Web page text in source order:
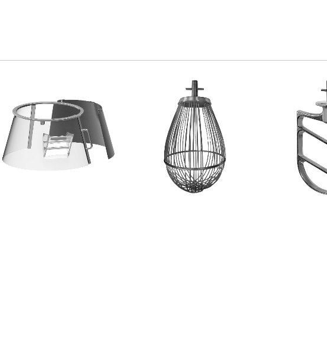
PROTEZIONE FISSA
GIREVOLE IN PLASTICA F FRUSTA A FILI FINI SPATOLA